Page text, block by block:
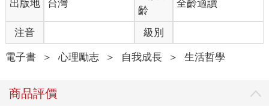
出版地 台灣
齡
全齡適讀
注音 級別
電子書 ＞ 心理勵志 ＞ 自我成長 ＞ 生活哲學
商品評價